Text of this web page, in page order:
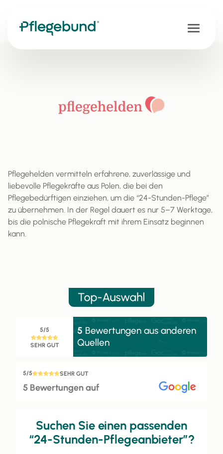
Pflegehelden vermitteln erfahrene, zuverlässige und
liebevolle Pflegekräfte aus Polen, die bei den
Pflegebedürftigen einziehen, um die “24-Stunden-Pflege”
zu übernehmen. In der Regel dauert es nur 5–7 Werktage,
bis die polnische Pflegekraft mit ihrem Einsatz beginnen
kann.
5/5
SEHR GUT
5 Bewertungen aus anderen
Quellen
5/5 SEHR GUT
5 Bewertungen auf
Suchen Sie einen passenden
“24-Stunden-Pflegeanbieter”?